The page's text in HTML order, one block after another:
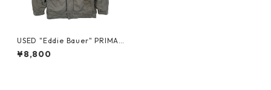
USED "Eddie Bauer" PRIMAL
OFT JACKET
¥8,800